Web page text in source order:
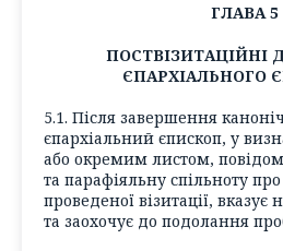
ГЛАВА 5
ПОСТВІЗИТАЦІЙНІ
ЄПАРХІАЛЬНОГО
5.1. Після завершення
єпархіальний єпископ, у
або окремим листом,
та парафіяльну спільноту
проведеної візитації, вказує
та заохочує до подолання